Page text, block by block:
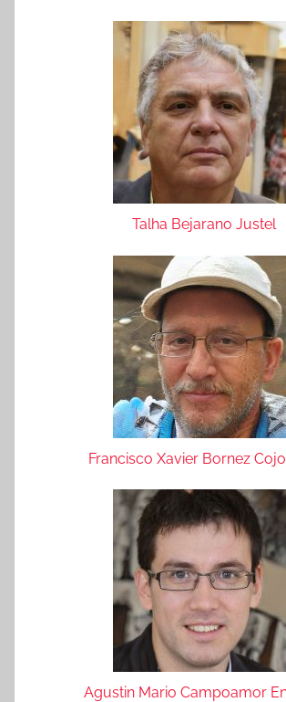
Talha Bejarano Justel
Francisco Xavier Bornez
Agustin Mario Campoamor